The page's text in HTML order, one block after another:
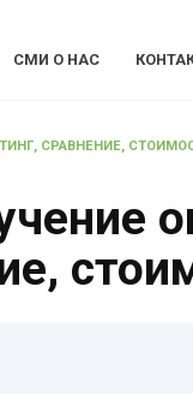
СМИ О НАС
СРАВНЕНИЕ,